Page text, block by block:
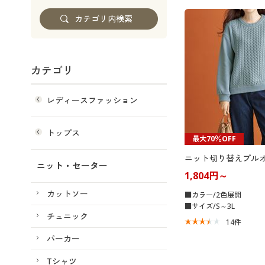
最大70％OFF
ニット切り替えプル
1,804円～
■カラー/2色展開
■サイズ/S～3L
14件
カテゴリ
レディースファッション
トップス
ニット・セーター
カットソー
チュニック
パーカー
Tシャツ